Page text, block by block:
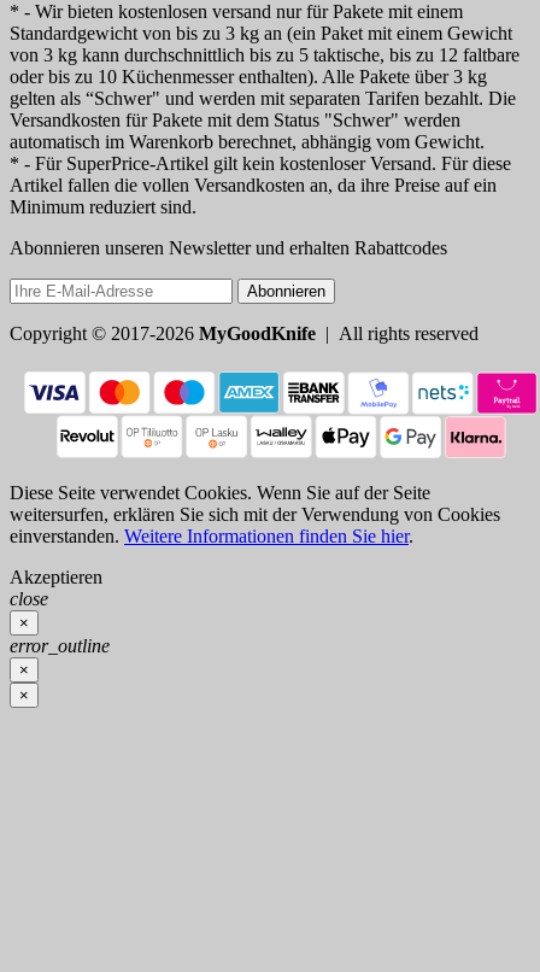
* - Wir bieten kostenlosen versand nur für Pakete mit einem
Standardgewicht von bis zu 3 kg an (ein Paket mit einem Gewicht
von 3 kg kann durchschnittlich bis zu 5 taktische, bis zu 12 faltbare
oder bis zu 10 Küchenmesser enthalten). Alle Pakete über 3 kg
gelten als “Schwer" und werden mit separaten Tarifen bezahlt. Die
Versandkosten für Pakete mit dem Status "Schwer" werden
automatisch im Warenkorb berechnet, abhängig vom Gewicht.
* - Für SuperPrice-Artikel gilt kein kostenloser Versand. Für diese
Artikel fallen die vollen Versandkosten an, da ihre Preise auf ein
Minimum reduziert sind.
Abonnieren unseren Newsletter und erhalten Rabattcodes
Abonnieren
Copyright © 2017-2026 MyGoodKnife | All rights reserved
Diese Seite verwendet Cookies. Wenn Sie auf der Seite
weitersurfen, erklären Sie sich mit der Verwendung von Cookies
einverstanden. Weitere Informationen finden Sie hier.
Akzeptieren
close
×
error_outline
×
×